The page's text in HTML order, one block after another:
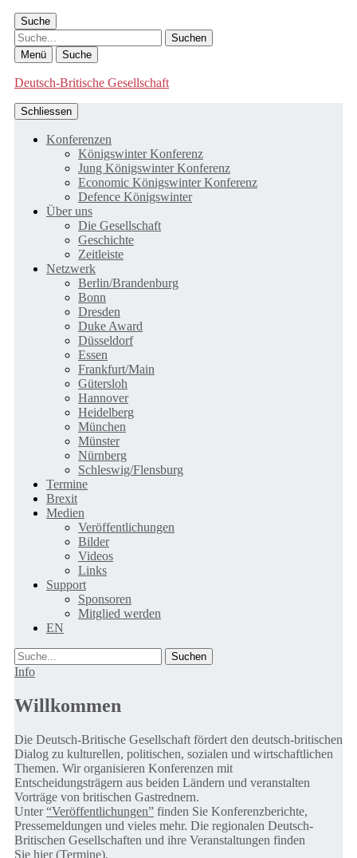
Suche
Suche
Menü Suche
Deutsch-Britische Gesellschaft
Schliessen
Konferenzen
Königswinter Konferenz
Jung Königswinter Konferenz
Economic Königswinter Konferenz
Defence Königswinter
Über uns
Die Gesellschaft
Geschichte
Zeitleiste
Netzwerk
Berlin/Brandenburg
Bonn
Dresden
Duke Award
Düsseldorf
Essen
Frankfurt/Main
Gütersloh
Hannover
Heidelberg
München
Münster
Nürnberg
Schleswig/Flensburg
Termine
Brexit
Medien
Veröffentlichungen
Bilder
Videos
Links
Support
Sponsoren
Mitglied werden
EN
Suche
Info
Willkommen
Die Deutsch-Britische Gesellschaft fördert den deutsch-britischen
Dialog zu kulturellen, politischen, sozialen und wirtschaftlichen
Themen. Wir organisieren Konferenzen mit
Entscheidungsträgern aus beiden Ländern und veranstalten
Vorträge von britischen Gastrednern.
Unter“Veröffentlichungen” finden Sie Konferenzberichte,
Pressemeldungen und vieles mehr. Die regionalen Deutsch-
Britischen Gesellschaften und ihre Veranstaltungen finden
Sie hier (Termine).